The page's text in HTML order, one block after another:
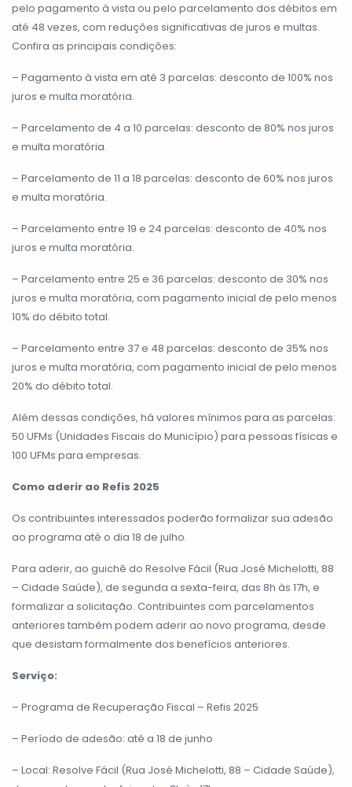
pelo pagamento à vista ou pelo parcelamento dos débitos em
até 48 vezes, com reduções significativas de juros e multas.
Confira as principais condições:
– Pagamento à vista em até 3 parcelas: desconto de 100% nos
juros e multa moratória.
– Parcelamento de 4 a 10 parcelas: desconto de 80% nos juros
e multa moratória.
– Parcelamento de 11 a 18 parcelas: desconto de 60% nos juros
e multa moratória.
– Parcelamento entre 19 e 24 parcelas: desconto de 40% nos
juros e multa moratória.
– Parcelamento entre 25 e 36 parcelas: desconto de 30% nos
juros e multa moratória, com pagamento inicial de pelo menos
10% do débito total.
– Parcelamento entre 37 e 48 parcelas: desconto de 35% nos
juros e multa moratória, com pagamento inicial de pelo menos
20% do débito total.
Além dessas condições, há valores mínimos para as parcelas:
50 UFMs (Unidades Fiscais do Município) para pessoas físicas e
100 UFMs para empresas.
Como aderir ao Refis 2025
Os contribuintes interessados poderão formalizar sua adesão
ao programa até o dia 18 de julho.
Para aderir, ao guichê do Resolve Fácil (Rua José Michelotti, 88
– Cidade Saúde), de segunda a sexta-feira, das 8h às 17h, e
formalizar a solicitação. Contribuintes com parcelamentos
anteriores também podem aderir ao novo programa, desde
que desistam formalmente dos benefícios anteriores.
Serviço:
– Programa de Recuperação Fiscal – Refis 2025
– Período de adesão: até a 18 de junho
– Local: Resolve Fácil (Rua José Michelotti, 88 – Cidade Saúde),